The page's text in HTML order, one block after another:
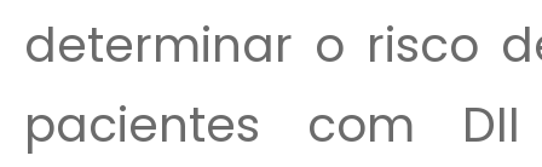
determinar o risco
pacientes com